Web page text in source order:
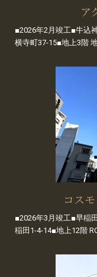
ア
■2026年2月竣工■牛込
横寺町37-15■地上3階
コス
■2026年3月竣工■早稲
稲田1-4-14■地上12階